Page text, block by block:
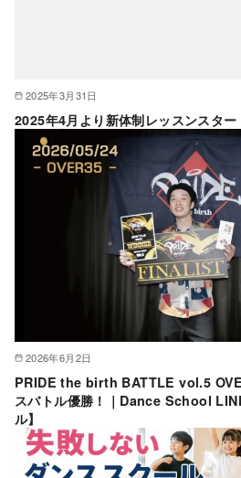
2025年3月31日
2025年4月より新体制レッスンスター
2026年6月2日
PRIDE the birth BATTLE vol.5
スバトル優勝！｜Dance School
ル】